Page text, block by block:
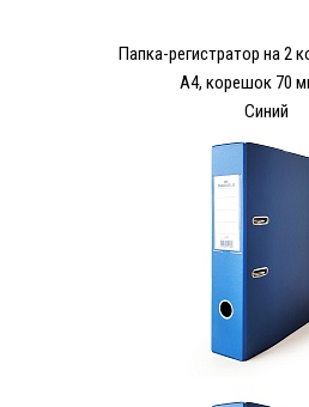
Папка-регистратор на 2
А4, корешок 70
Синий